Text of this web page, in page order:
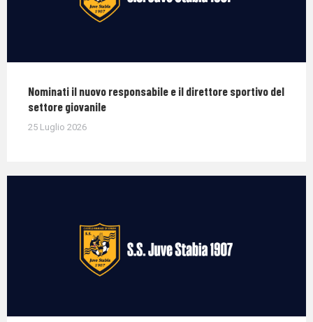
Nominati il nuovo responsabile e il direttore sportivo del
settore giovanile
25 Luglio 2026